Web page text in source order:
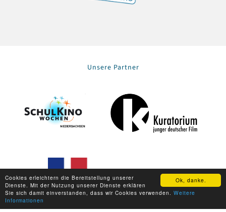
Ok, danke.
Cookies erleichtern die Bereitstellung unserer
Dienste. Mit der Nutzung unserer Dienste erklären
Sie sich damit einverstanden, dass wir Cookies verwenden. Weitere
Informationen
Unsere Partner